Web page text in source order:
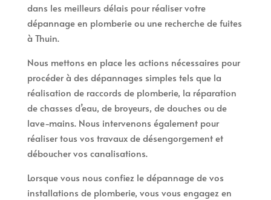
dans les meilleurs délais pour réaliser votre
dépannage en plomberie ou une recherche de fuites
à Thuin.
Nous mettons en place les actions nécessaires pour
procéder à des dépannages simples tels que la
réalisation de raccords de plomberie, la réparation
de chasses d’eau, de broyeurs, de douches ou de
lave-mains. Nous intervenons également pour
réaliser tous vos travaux de désengorgement et
déboucher vos canalisations.
Lorsque vous nous confiez le dépannage de vos
installations de plomberie, vous vous engagez en